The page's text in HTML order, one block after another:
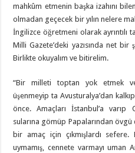
mahkûm etmenin başka izahını
olmadan geçecek bir yılın nelere mal
İngilizce öğretmeni olarak ayrıntılı
Milli Gazete’deki yazısında net bir
Birlikte okuyalım ve bitirelim.
“Bir milleti toptan yok etmek
üşenmeyip ta Avusturalya’dan
önce. Amaçları İstanbul’a varıp
sularına gömüp Papalarından
bir amaç için çıkmışlardı sefere.
uymamış, cennete varmayı uman